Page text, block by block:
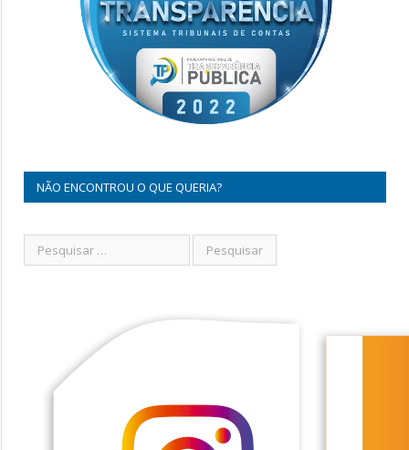
NÃO ENCONTROU O QUE QUERIA?